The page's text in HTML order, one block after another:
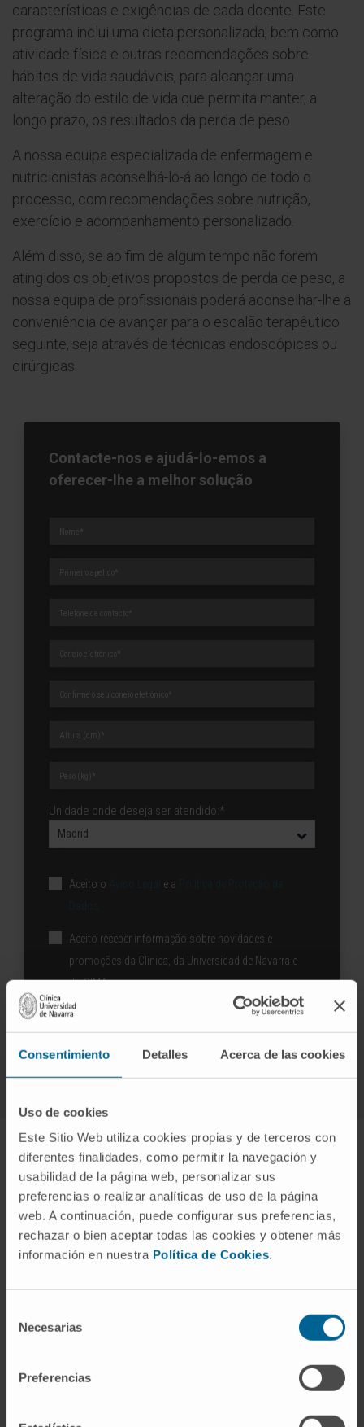
Consentimiento Detalles Acerca de las cookies
Uso de cookies
Este Sitio Web utiliza cookies propias y de terceros con
diferentes finalidades, como permitir la navegación y
usabilidad de la página web, personalizar sus
preferencias o realizar analíticas de uso de la página
web. A continuación, puede configurar sus preferencias,
rechazar o bien aceptar todas las cookies y obtener más
información en nuestra Política de Cookies.
Necesarias
Preferencias
características e exigências de cada doente. Este
programa inclui uma dieta personalizada, bem como
atividade física e outras recomendações sobre
hábitos de vida saudáveis, para alcançar uma
alteração do estilo de vida que permita manter, a
longo prazo, os resultados da perda de peso.
A nossa equipa especializada de enfermagem e
nutricionistas aconselhá-lo-á ao longo de todo o
processo, com recomendações sobre nutrição,
exercício e acompanhamento personalizado.
Além disso, se ao fim de algum tempo não forem
atingidos os objetivos propostos de perda de peso, a
nossa equipa de profissionais poderá aconselhar-lhe a
conveniência de avançar para o escalão terapêutico
seguinte, seja através de técnicas endoscópicas ou
cirúrgicas.
Contacte-nos e ajudá-lo-emos a
oferecer-lhe a melhor solução
Unidade onde deseja ser atendido:*
Aceito o e a
Aceito receber informação sobre novidades e
promoções da Clínica, da Universidad de Navarra e
do CIMA.
ENVIAR PEDIDO
Plano médico individualizado
Um estudo completo e personalizado para lhe
podermos oferecer um plano de tratamento global
que permita alcançar a perda de peso desejada
Alimentação Atividade